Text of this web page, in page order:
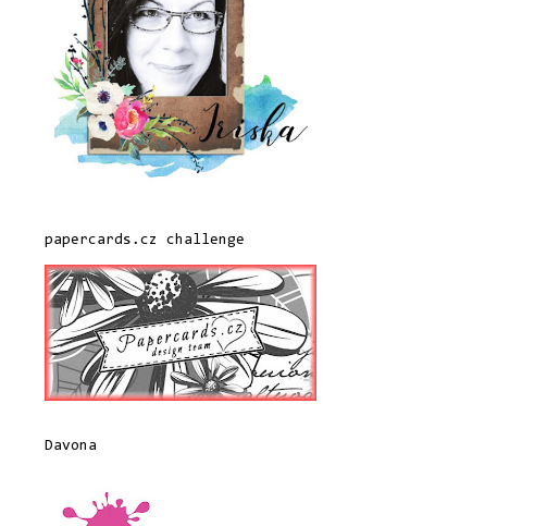
papercards.cz challenge
Davona